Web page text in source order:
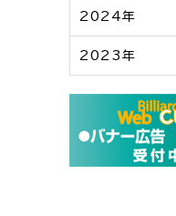
2024年
2023年